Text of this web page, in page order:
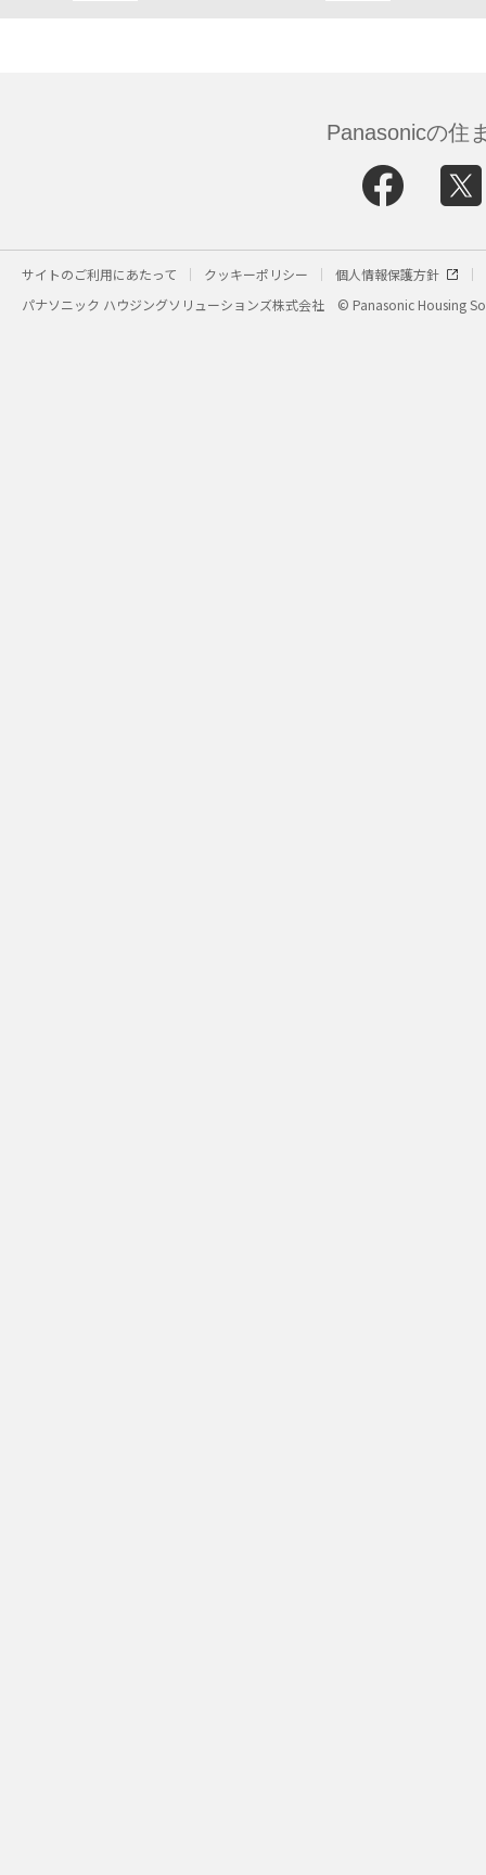
Panasonicの住
サイトのご利用にあたって クッキーポリシー
個人情報保護方針
パナソニック ハウジングソリューションズ株式会社
© Panasonic Housing